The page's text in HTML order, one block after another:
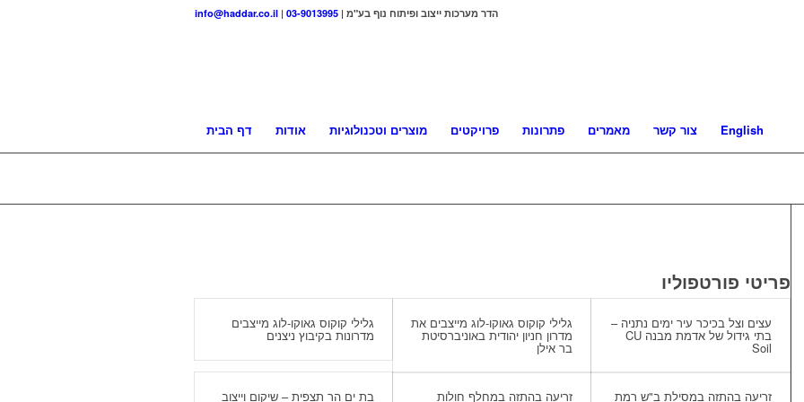
הדר מערכות ייצוב ופיתוח נוף בע"מ | 03-9013995
|
info@haddar.co.il
דף הבית אודות מוצרים וטכנולוגיות פרויקטים פתרונות מאמרים צור קשר English
פריטי פורטפוליו
גלילי קוקוס גאוקו-לוג מייצבים
מדרונות בקיבוץ ניצנים
גלילי קוקוס גאוקו-לוג מייצבים את
מדרון חניון יהודית באוניברסיטת
בר אילן
עצים וצל בכיכר עיר ימים נתניה –
בתי גידול של אדמת מבנה CU
Soil
בת ים הר תצפית – שיקום וייצוב זריעה בהתזה במחלף חולות זריעה בהתזה במסילת ב"ש רמת